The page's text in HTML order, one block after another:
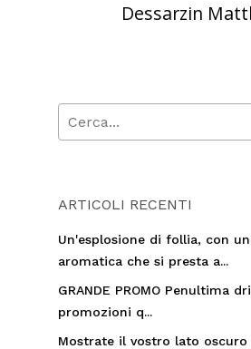
Dessarzin
ARTICOLI RECENTI
Un'esplosione di follia, con
aromatica che si presta a...
GRANDE PROMO Penultima
promozioni q...
Mostrate il vostro lato oscuro